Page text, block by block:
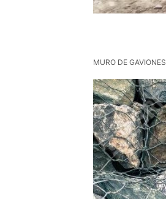
MURO DE GAVIONES